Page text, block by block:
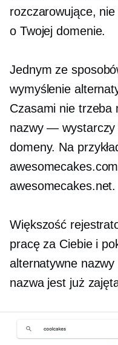
rozczarowujące,
o Twojej domenie.
Jednym ze
wymyślenie
Czasami nie trzeba
nazwy — wystarczy
domeny. Na
awesomecakes.net.
Większość
pracę za Ciebie i
alternatywne
nazwa jest już